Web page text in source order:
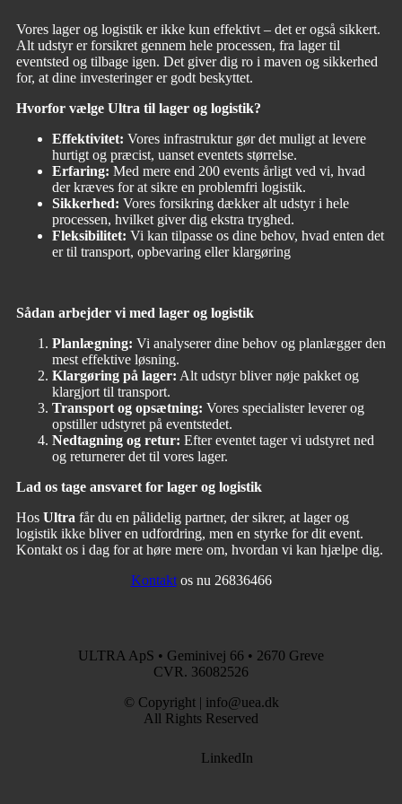
Vores lager og logistik er ikke kun effektivt – det er også sikkert.
Alt udstyr er forsikret gennem hele processen, fra lager til
eventsted og tilbage igen. Det giver dig ro i maven og sikkerhed
for, at dine investeringer er godt beskyttet.
Hvorfor vælge Ultra til lager og logistik?
Effektivitet: Vores infrastruktur gør det muligt at levere
hurtigt og præcist, uanset eventets størrelse.
Erfaring: Med mere end 200 events årligt ved vi, hvad
der kræves for at sikre en problemfri logistik.
Sikkerhed: Vores forsikring dækker alt udstyr i hele
processen, hvilket giver dig ekstra tryghed.
Fleksibilitet: Vi kan tilpasse os dine behov, hvad enten det
er til transport, opbevaring eller klargøring
Sådan arbejder vi med lager og logistik
Planlægning: Vi analyserer dine behov og planlægger den
mest effektive løsning.
Klargøring på lager: Alt udstyr bliver nøje pakket og
klargjort til transport.
Transport og opsætning: Vores specialister leverer og
opstiller udstyret på eventstedet.
Nedtagning og retur: Efter eventet tager vi udstyret ned
og returnerer det til vores lager.
Lad os tage ansvaret for lager og logistik
Hos Ultra får du en pålidelig partner, der sikrer, at lager og
logistik ikke bliver en udfordring, men en styrke for dit event.
Kontakt os i dag for at høre mere om, hvordan vi kan hjælpe dig.
Kontaktos nu 26836466
ULTRA ApS • Geminivej 66 • 2670 Greve
CVR. 36082526
© Copyright | info@uea.dk
All Rights Reserved
LinkedIn